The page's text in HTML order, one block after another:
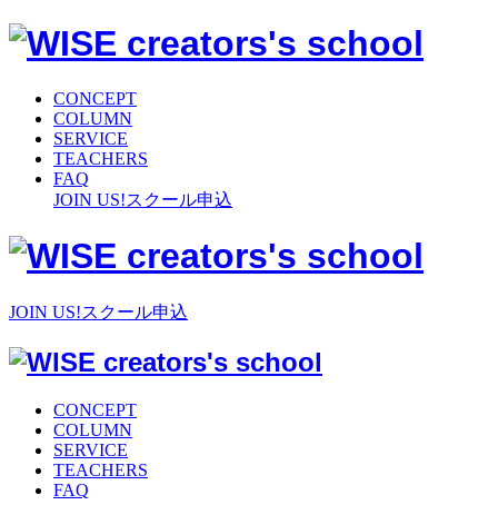
CONCEPT
COLUMN
SERVICE
TEACHERS
FAQ
JOIN US!スクール申込
JOIN US!スクール申込
CONCEPT
COLUMN
SERVICE
TEACHERS
FAQ